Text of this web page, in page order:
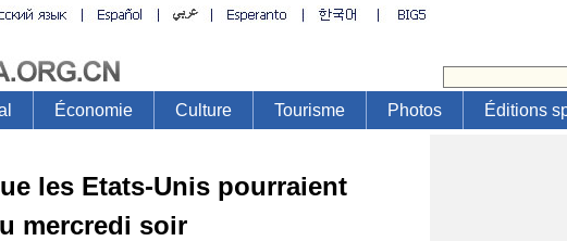
les Etats-Unis pourraient
mercredi soir